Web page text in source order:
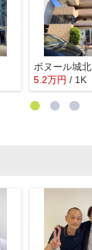
ボヌール城北
5.2万円 / 1K